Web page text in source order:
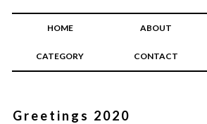
HOME ABOUT
CATEGORY CONTACT
Greetings 2020